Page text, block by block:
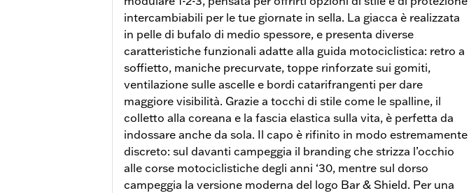
intercambiabili per le tue giornate in sella. La giacca è realizzata
in pelle di bufalo di medio spessore, e presenta diverse
caratteristiche funzionali adatte alla guida motociclistica: retro a
soffietto, maniche precurvate, toppe rinforzate sui gomiti,
ventilazione sulle ascelle e bordi catarifrangenti per dare
maggiore visibilità. Grazie a tocchi di stile come le spalline, il
colletto alla coreana e la fascia elastica sulla vita, è perfetta da
indossare anche da sola. Il capo è rifinito in modo estremamente
discreto: sul davanti campeggia il branding che strizza l’occhio
alle corse motociclistiche degli anni ‘30, mentre sul dorso
campeggia la versione moderna del logo Bar & Shield. Per una